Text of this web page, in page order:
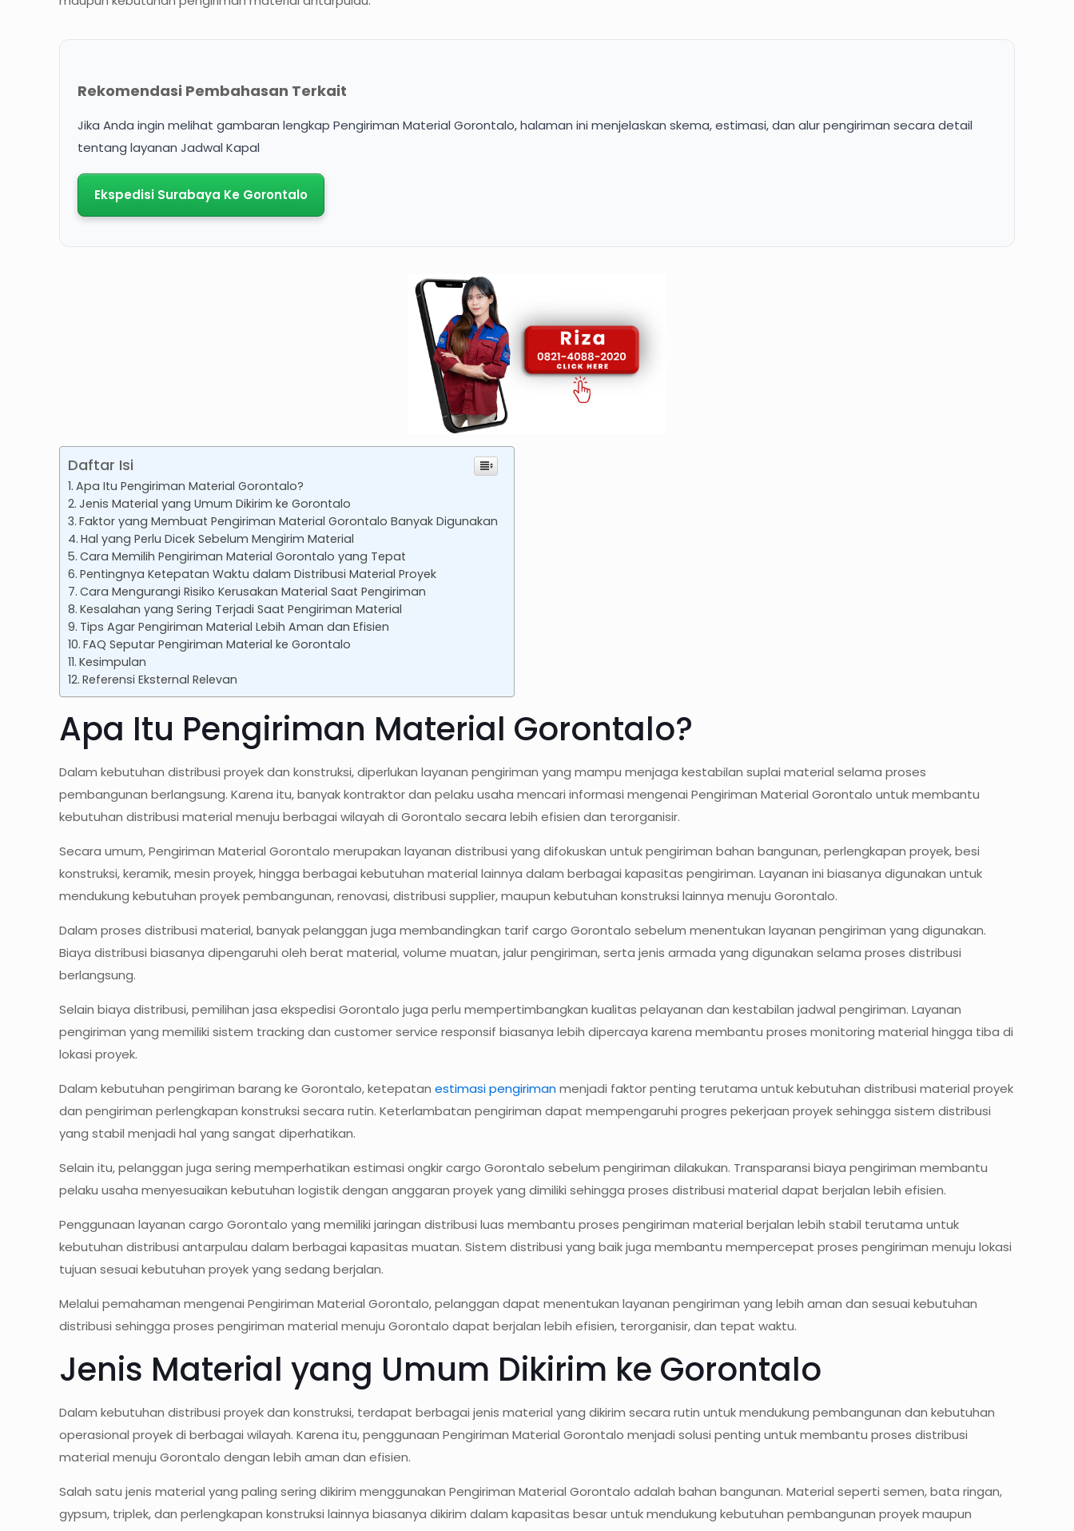
Rekomendasi Pembahasan Terkait
Jika Anda ingin melihat gambaran lengkap Pengiriman Material Gorontalo, halaman ini menjelaskan skema, estimasi, dan alur pengiriman secara detail
tentang layanan Jadwal Kapal
Ekspedisi Surabaya Ke Gorontalo
Daftar Isi
Apa Itu Pengiriman Material Gorontalo?
Jenis Material yang Umum Dikirim ke Gorontalo
Faktor yang Membuat Pengiriman Material Gorontalo Banyak Digunakan
Hal yang Perlu Dicek Sebelum Mengirim Material
Cara Memilih Pengiriman Material Gorontalo yang Tepat
Pentingnya Ketepatan Waktu dalam Distribusi Material Proyek
Cara Mengurangi Risiko Kerusakan Material Saat Pengiriman
Kesalahan yang Sering Terjadi Saat Pengiriman Material
Tips Agar Pengiriman Material Lebih Aman dan Efisien
FAQ Seputar Pengiriman Material ke Gorontalo
Kesimpulan
Referensi Eksternal Relevan
Apa Itu Pengiriman Material Gorontalo?
Dalam kebutuhan distribusi proyek dan konstruksi, diperlukan layanan pengiriman yang mampu menjaga kestabilan suplai material selama proses
pembangunan berlangsung. Karena itu, banyak kontraktor dan pelaku usaha mencari informasi mengenai Pengiriman Material Gorontalo untuk membantu
kebutuhan distribusi material menuju berbagai wilayah di Gorontalo secara lebih efisien dan terorganisir.
Secara umum, Pengiriman Material Gorontalo merupakan layanan distribusi yang difokuskan untuk pengiriman bahan bangunan, perlengkapan proyek, besi
konstruksi, keramik, mesin proyek, hingga berbagai kebutuhan material lainnya dalam berbagai kapasitas pengiriman. Layanan ini biasanya digunakan untuk
mendukung kebutuhan proyek pembangunan, renovasi, distribusi supplier, maupun kebutuhan konstruksi lainnya menuju Gorontalo.
Dalam proses distribusi material, banyak pelanggan juga membandingkan tarif cargo Gorontalo sebelum menentukan layanan pengiriman yang digunakan.
Biaya distribusi biasanya dipengaruhi oleh berat material, volume muatan, jalur pengiriman, serta jenis armada yang digunakan selama proses distribusi
berlangsung.
Selain biaya distribusi, pemilihan jasa ekspedisi Gorontalo juga perlu mempertimbangkan kualitas pelayanan dan kestabilan jadwal pengiriman. Layanan
pengiriman yang memiliki sistem tracking dan customer service responsif biasanya lebih dipercaya karena membantu proses monitoring material hingga tiba di
lokasi proyek.
Dalam kebutuhan pengiriman barang ke Gorontalo, ketepatanestimasi pengirimanmenjadi faktor penting terutama untuk kebutuhan distribusi material proyek
dan pengiriman perlengkapan konstruksi secara rutin. Keterlambatan pengiriman dapat mempengaruhi progres pekerjaan proyek sehingga sistem distribusi
yang stabil menjadi hal yang sangat diperhatikan.
Selain itu, pelanggan juga sering memperhatikan estimasi ongkir cargo Gorontalo sebelum pengiriman dilakukan. Transparansi biaya pengiriman membantu
pelaku usaha menyesuaikan kebutuhan logistik dengan anggaran proyek yang dimiliki sehingga proses distribusi material dapat berjalan lebih efisien.
Penggunaan layanan cargo Gorontalo yang memiliki jaringan distribusi luas membantu proses pengiriman material berjalan lebih stabil terutama untuk
kebutuhan distribusi antarpulau dalam berbagai kapasitas muatan. Sistem distribusi yang baik juga membantu mempercepat proses pengiriman menuju lokasi
tujuan sesuai kebutuhan proyek yang sedang berjalan.
Melalui pemahaman mengenai Pengiriman Material Gorontalo, pelanggan dapat menentukan layanan pengiriman yang lebih aman dan sesuai kebutuhan
distribusi sehingga proses pengiriman material menuju Gorontalo dapat berjalan lebih efisien, terorganisir, dan tepat waktu.
Jenis Material yang Umum Dikirim ke Gorontalo
Dalam kebutuhan distribusi proyek dan konstruksi, terdapat berbagai jenis material yang dikirim secara rutin untuk mendukung pembangunan dan kebutuhan
operasional proyek di berbagai wilayah. Karena itu, penggunaan Pengiriman Material Gorontalo menjadi solusi penting untuk membantu proses distribusi
material menuju Gorontalo dengan lebih aman dan efisien.
Salah satu jenis material yang paling sering dikirim menggunakan Pengiriman Material Gorontalo adalah bahan bangunan. Material seperti semen, bata ringan,
gypsum, triplek, dan perlengkapan konstruksi lainnya biasanya dikirim dalam kapasitas besar untuk mendukung kebutuhan pembangunan proyek maupun